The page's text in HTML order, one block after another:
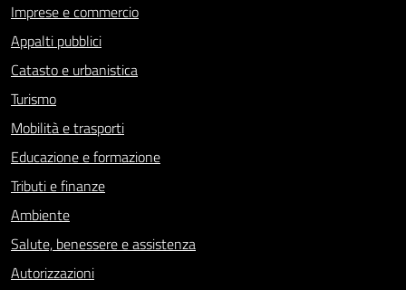
Imprese e commercio
Appalti pubblici
Catasto e urbanistica
Turismo
Mobilità e trasporti
Educazione e formazione
Tributi e finanze
Ambiente
Salute, benessere e assistenza
Autorizzazioni